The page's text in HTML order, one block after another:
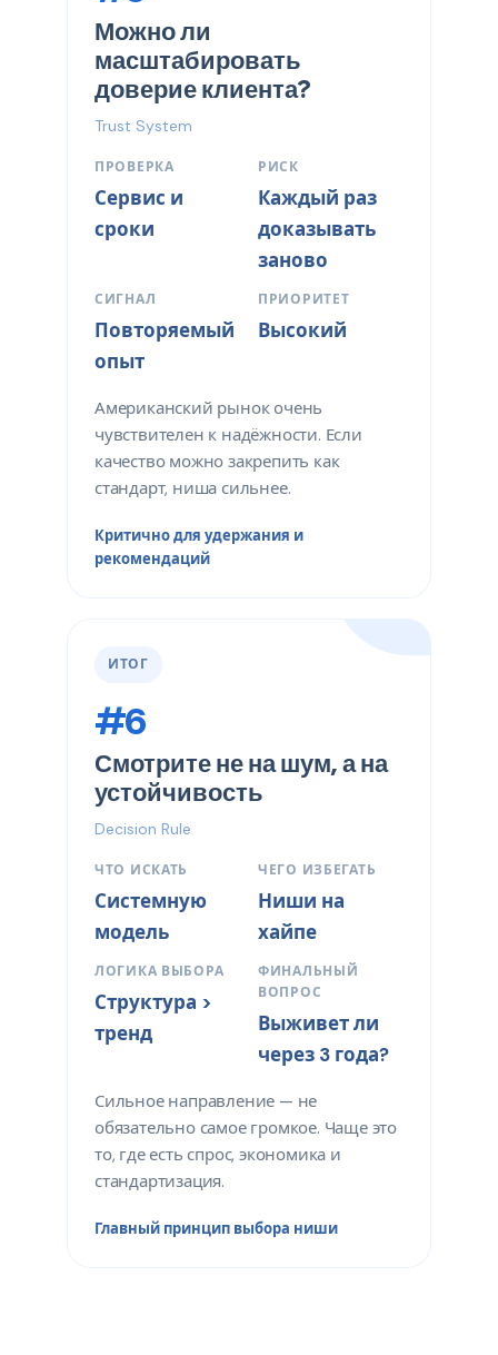
Можно ли
масштабировать
доверие клиента?
Trust System
ПРОВЕРКА
Сервис и
сроки
РИСК
Каждый раз
доказывать
заново
СИГНАЛ
Повторяемый
опыт
ПРИОРИТЕТ
Высокий
Американский рынок очень
чувствителен к надёжности. Если
качество можно закрепить как
стандарт, ниша сильнее.
Критично для удержания и
рекомендаций
ИТОГ
#6
Смотрите не на шум, а на
устойчивость
Decision Rule
ЧТО ИСКАТЬ
Системную
модель
ЧЕГО ИЗБЕГАТЬ
Ниши на
хайпе
ЛОГИКА ВЫБОРА
Структура >
тренд
ФИНАЛЬНЫЙ
ВОПРОС
Выживет ли
через 3 года?
Сильное направление — не
обязательно самое громкое. Чаще это
то, где есть спрос, экономика и
стандартизация.
Главный принцип выбора ниши